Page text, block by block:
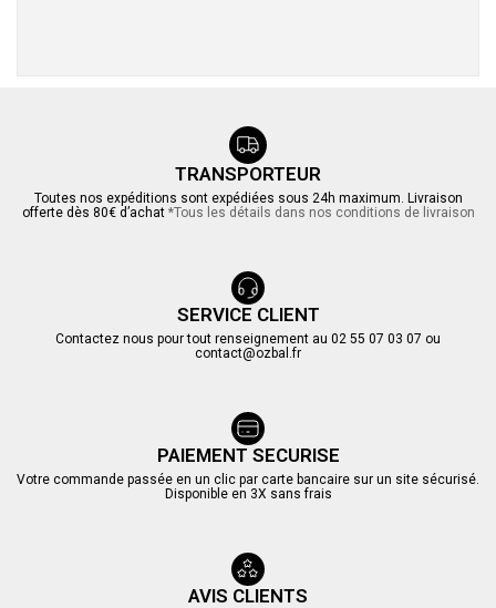
TRANSPORTEUR
Toutes nos expéditions sont expédiées sous 24h maximum. Livraison
offerte dès 80€ d’achat *Tous les détails dans nos conditions de livraison
SERVICE CLIENT
Contactez nous pour tout renseignement au 02 55 07 03 07 ou
contact@ozbal.fr
PAIEMENT SECURISE
Votre commande passée en un clic par carte bancaire sur un site sécurisé.
Disponible en 3X sans frais
AVIS CLIENTS